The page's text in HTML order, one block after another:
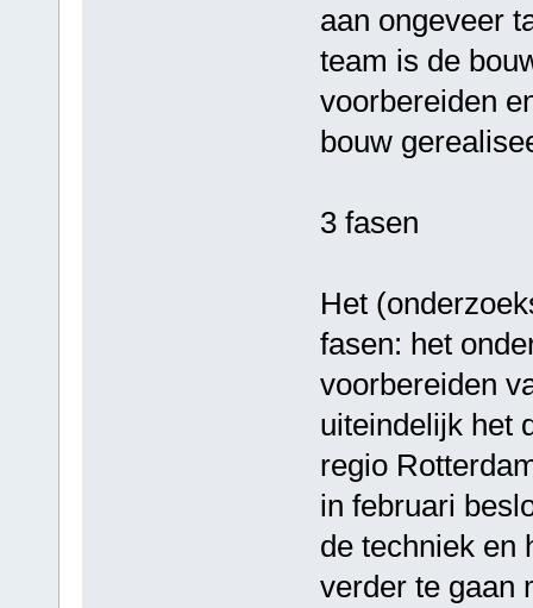
aan ongeveer
team is de
voorbereiden
bouw
3 fasen
Het
fasen: het
voorbereiden
uiteindelijk het
regio
in februari
de techniek en
verder te gaan